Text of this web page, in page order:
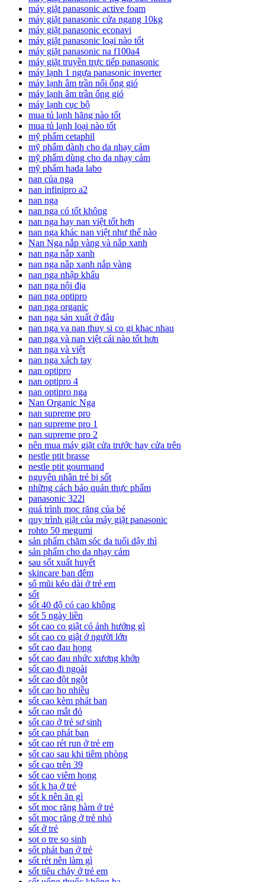
máy giặt panasonic active foam
máy giặt panasonic cửa ngang 10kg
máy giặt panasonic econavi
máy giặt panasonic loại nào tốt
máy giặt panasonic na f100a4
máy giặt truyền trực tiếp panasonic
máy lạnh 1 ngựa panasonic inverter
máy lạnh âm trần nối ống gió
máy lạnh âm trần ống gió
máy lạnh cục bộ
mua tủ lạnh hãng nào tốt
mua tủ lạnh loại nào tốt
mỹ phẩm cetaphil
mỹ phẩm dành cho da nhạy cảm
mỹ phẩm dùng cho da nhạy cảm
mỹ phẩm hada labo
nan của nga
nan infinipro a2
nan nga
nan nga có tốt không
nan nga hay nan việt tốt hơn
nan nga khác nan việt như thế nào
Nan Nga nắp vàng và nắp xanh
nan nga nắp xanh
nan nga nắp xanh nắp vàng
nan nga nhập khẩu
nan nga nội địa
nan nga optipro
nan nga organic
nan nga sản xuất ở đâu
nan nga va nan thuy si co gi khac nhau
nan nga và nan việt cái nào tốt hơn
nan nga và việt
nan nga xách tay
nan optipro
nan optipro 4
nan optipro nga
Nan Organic Nga
nan supreme pro
nan supreme pro 1
nan supreme pro 2
nên mua máy giặt cửa trước hay cửa trên
nestle ptit brasse
nestle ptit gourmand
nguyên nhân trẻ bị sốt
những cách bảo quản thực phẩm
panasonic 322l
quá trình mọc răng của bé
quy trình giặt của máy giặt panasonic
rohto 50 megumi
sản phẩm chăm sóc da tuổi dậy thì
sản phẩm cho da nhạy cảm
sau sốt xuất huyết
skincare ban đêm
sổ mũi kéo dài ở trẻ em
sốt
sốt 40 độ có cao không
sốt 5 ngày liền
sốt cao co giật có ảnh hưởng gì
sốt cao co giật ở người lớn
sốt cao đau họng
sốt cao đau nhức xương khớp
sốt cao đi ngoài
sốt cao đột ngột
sốt cao ho nhiều
sốt cao kèm phát ban
sốt cao mắt đỏ
sốt cao ở trẻ sơ sinh
sốt cao phát ban
sốt cao rét run ở trẻ em
sốt cao sau khi tiêm phòng
sốt cao trên 39
sốt cao viêm họng
sốt k hạ ở trẻ
sốt k nên ăn gì
sốt mọc răng hàm ở trẻ
sốt mọc răng ở trẻ nhỏ
sốt ở trẻ
sot o tre so sinh
sốt phát ban ở trẻ
sốt rét nên làm gì
sốt tiêu chảy ở trẻ em